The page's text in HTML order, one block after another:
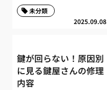
2025.09.08
未分類
鍵が回らない！原因別
に見る鍵屋さんの修理
内容